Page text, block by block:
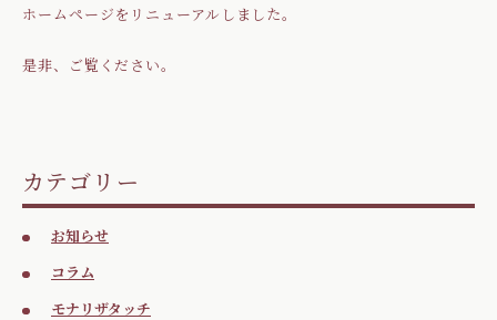
ホームページをリニューアルしました。
是非、ご覧ください。
カテゴリー
お知らせ
コラム
モナリザタッチ